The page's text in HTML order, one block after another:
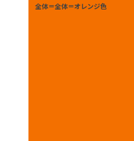
全体＝全体＝オレンジ色